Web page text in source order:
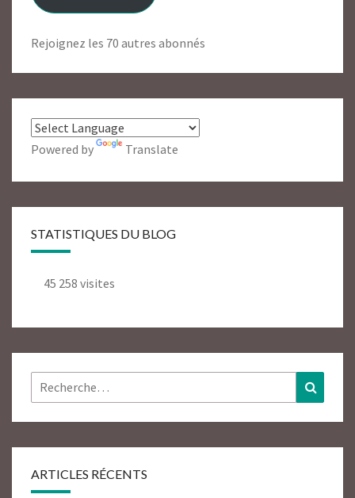
Rejoignez les 70 autres abonnés
Powered by Translate
STATISTIQUES DU BLOG
45 258 visites
Rechercher :
ARTICLES RÉCENTS